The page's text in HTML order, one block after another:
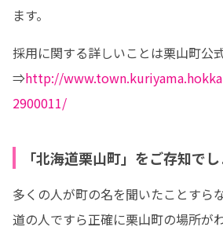
ます。
採用に関する詳しいことは栗山町公
⇒http://
2900011/
「北海道栗山町」をご存知で
多くの人が町の名を聞いたことすら
道の人ですら正確に栗山町の場所が